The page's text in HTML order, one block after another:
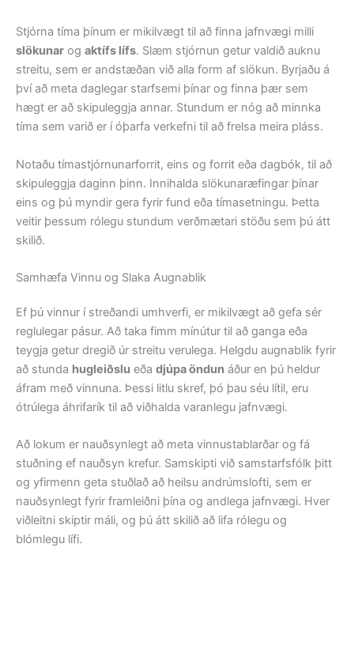
Stjórna tíma þínum er mikilvægt til að finna jafnvægi milli
slökunar og aktífs lífs. Slæm stjórnun getur valdið auknu
streitu, sem er andstæðan við alla form af slökun. Byrjaðu á
því að meta daglegar starfsemi þínar og finna þær sem
hægt er að skipuleggja annar. Stundum er nóg að minnka
tíma sem varið er í óþarfa verkefni til að frelsa meira pláss.
Notaðu tímastjórnunarforrit, eins og forrit eða dagbók, til að
skipuleggja daginn þinn. Innihalda slökunaræfingar þínar
eins og þú myndir gera fyrir fund eða tímasetningu. Þetta
veitir þessum rólegu stundum verðmætari stöðu sem þú átt
skilið.
Samhæfa Vinnu og Slaka Augnablik
Ef þú vinnur í streðandi umhverfi, er mikilvægt að gefa sér
reglulegar pásur. Að taka fimm mínútur til að ganga eða
teygja getur dregið úr streitu verulega. Helgdu augnablik fyrir
að stunda hugleiðslu eða djúpa öndun áður en þú heldur
áfram með vinnuna. Þessi litlu skref, þó þau séu lítil, eru
ótrúlega áhrifarík til að viðhalda varanlegu jafnvægi.
Að lokum er nauðsynlegt að meta vinnustablarðar og fá
stuðning ef nauðsyn krefur. Samskipti við samstarfsfólk þitt
og yfirmenn geta stuðlað að heilsu andrúmslofti, sem er
nauðsynlegt fyrir framleiðni þína og andlega jafnvægi. Hver
viðleitni skiptir máli, og þú átt skilið að lifa rólegu og
blómlegu lífi.